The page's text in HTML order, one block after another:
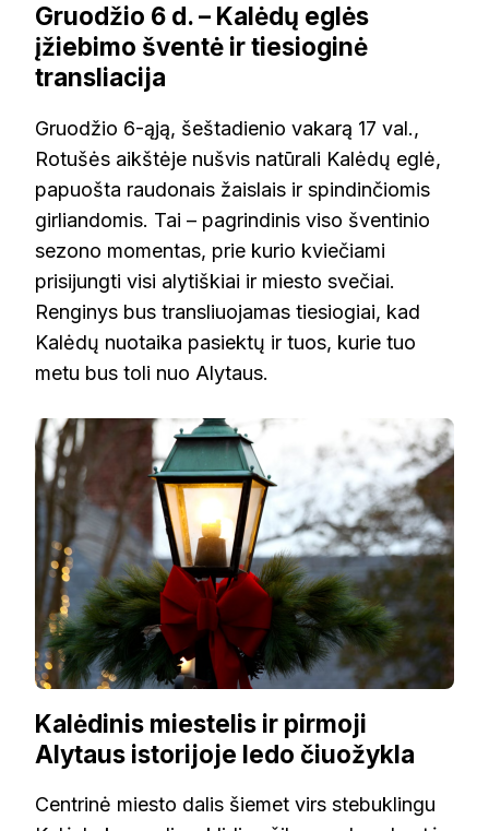
Gruodžio 6 d. – Kalėdų eglės
įžiebimo šventė ir tiesioginė
transliacija
Gruodžio 6-ąją, šeštadienio vakarą 17 val.,
Rotušės aikštėje nušvis natūrali Kalėdų eglė,
papuošta raudonais žaislais ir spindinčiomis
girliandomis. Tai – pagrindinis viso šventinio
sezono momentas, prie kurio kviečiami
prisijungti visi alytiškiai ir miesto svečiai.
Renginys bus transliuojamas tiesiogiai, kad
Kalėdų nuotaika pasiektų ir tuos, kurie tuo
metu bus toli nuo Alytaus.
Kalėdinis miestelis ir pirmoji
Alytaus istorijoje ledo čiuožykla
Centrinė miesto dalis šiemet virs stebuklingu